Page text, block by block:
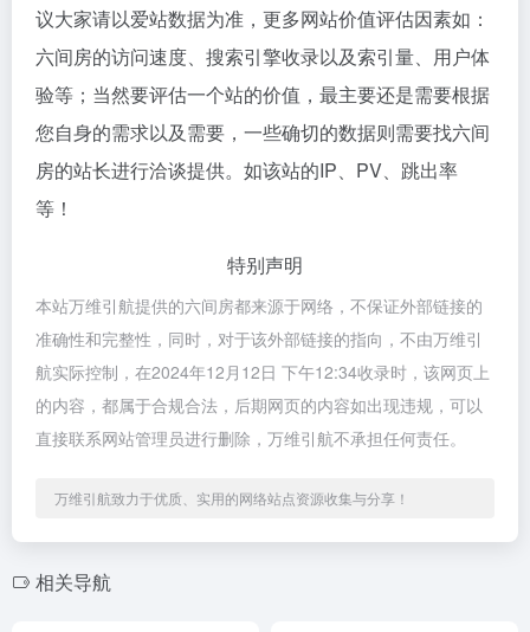
议大家请以爱站数据为准，更多网站价值评估因素如：
六间房的访问速度、搜索引擎收录以及索引量、用户体
验等；当然要评估一个站的价值，最主要还是需要根据
您自身的需求以及需要，一些确切的数据则需要找六间
房的站长进行洽谈提供。如该站的IP、PV、跳出率
等！
特别声明
本站万维引航提供的六间房都来源于网络，不保证外部链接的
准确性和完整性，同时，对于该外部链接的指向，不由万维引
航实际控制，在2024年12月12日 下午12:34收录时，该网页上
的内容，都属于合规合法，后期网页的内容如出现违规，可以
直接联系网站管理员进行删除，万维引航不承担任何责任。
万维引航致力于优质、实用的网络站点资源收集与分享！
相关导航